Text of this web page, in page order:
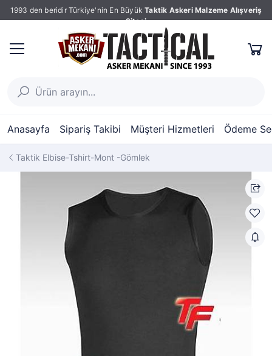
1993 den beridir Türkiye'nin En Büyük Taktik Askeri Malzeme Alışveriş
Sitesi
Anasayfa Sipariş Takibi Müşteri Hizmetleri Ödeme
Taktik Elbise-Tshirt-Mont -Gömlek